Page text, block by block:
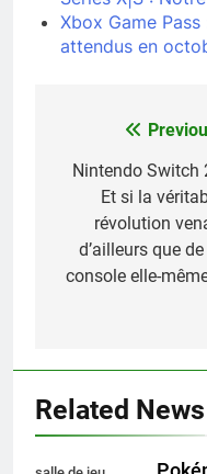
Xbox Game
attendus en
Navigation
de
l’article
Nintendo Switch
Et si la
révolution
d’ailleurs que
console elle-
Related News